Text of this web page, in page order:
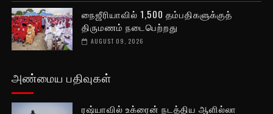
நைஜீரியாவில் 1,500 தம்பதிகளுக்குத்
திருமணம் நடைபெற்றது
AUGUST 09, 2026
அண்மைய பதிவுகள்
ரஷ்யாவில் உக்ரைன் நடத்திய ஆளில்லா